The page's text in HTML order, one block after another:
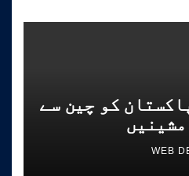
کو چین سے
مشینیں
کو جدید خطوطWEB